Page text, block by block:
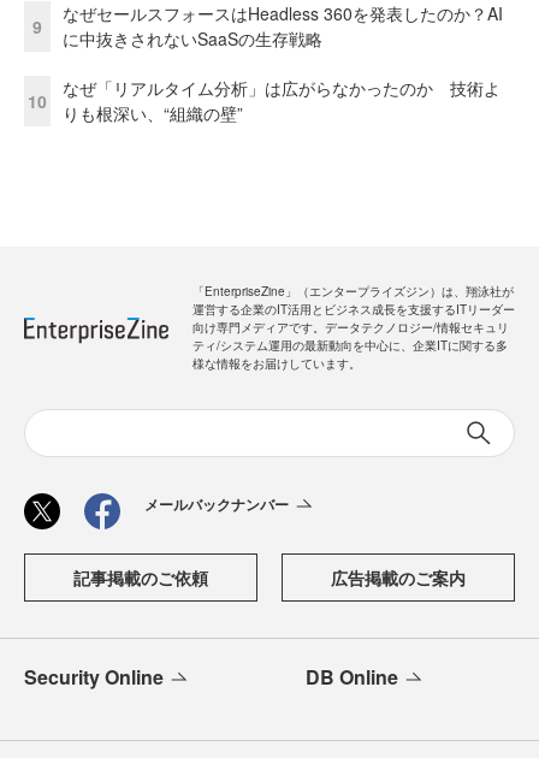
9
なぜセールスフォースはHeadless 360を発表したのか？AI
に中抜きされないSaaSの生存戦略
10
なぜ「リアルタイム分析」は広がらなかったのか 技術よ
りも根深い、“組織の壁”
「EnterpriseZine」（エンタープライズジン）は、翔泳社が
運営する企業のIT活用とビジネス成長を支援するITリーダー
向け専門メディアです。データテクノロジー/情報セキュリ
ティ/システム運用の最新動向を中心に、企業ITに関する多
様な情報をお届けしています。
メールバックナンバー
記事掲載のご依頼 広告掲載のご案内
Security Online DB Online